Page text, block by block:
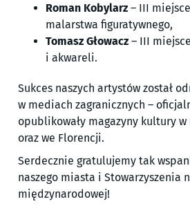
Roman Kobylarz – III
malarstwa figuratywnego,
Tomasz Głowacz – III
i akwareli.
Sukces naszych artystów został
w mediach zagranicznych –
opublikowały magazyny kultury w
oraz we Florencji.
Serdecznie gratulujemy tak
naszego miasta i Stowarzyszenia
międzynarodowej!